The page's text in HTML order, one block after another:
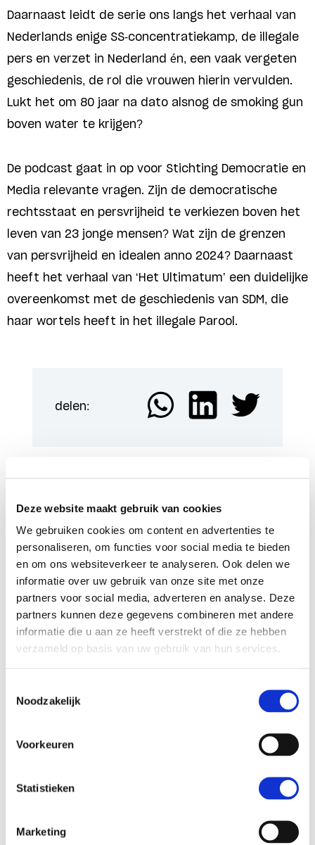
Deze website maakt gebruik van cookies
We gebruiken cookies om content en advertenties te
personaliseren, om functies voor social media te bieden
en om ons websiteverkeer te analyseren. Ook delen we
informatie over uw gebruik van onze site met onze
partners voor social media, adverteren en analyse. Deze
partners kunnen deze gegevens combineren met andere
informatie die u aan ze heeft verstrekt of die ze hebben
verzameld op basis van uw gebruik van hun services.
Noodzakelijk
Voorkeuren
Statistieken
Marketing
Daarnaast leidt de serie ons langs het verhaal van
Nederlands enige SS-concentratiekamp, de illegale
pers en verzet in Nederland én, een vaak vergeten
geschiedenis, de rol die vrouwen hierin vervulden.
Lukt het om 80 jaar na dato alsnog de smoking gun
boven water te krijgen?
De podcast gaat in op voor Stichting Democratie en
Media relevante vragen. Zijn de democratische
rechtsstaat en persvrijheid te verkiezen boven het
leven van 23 jonge mensen? Wat zijn de grenzen
van persvrijheid en idealen anno 2024? Daarnaast
heeft het verhaal van ‘Het Ultimatum’ een duidelijke
overeenkomst met de geschiedenis van SDM, die
haar wortels heeft in het illegale Parool.
delen:
Weerbare rechtsstaat
Commissie Meijers
mensenrechtenperspectief